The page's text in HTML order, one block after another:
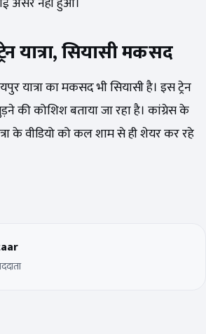
यात्रा, सियासी मकसद
यात्रा का मकसद भी सियासी है। इस ट्रेन
की कोशिश बताया जा रहा है। कांग्रेस के
के वीडियो को कल शाम से ही शेयर कर रहे